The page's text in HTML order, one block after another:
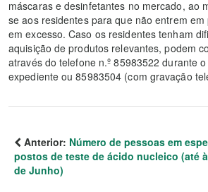
máscaras e desinfetantes no mercado, ao
se aos residentes para que não entrem
em excesso. Caso os residentes tenham
aquisição de produtos relevantes, podem
através do telefone n.º 85983522 durante
expediente ou 85983504 (com gravação
Anterior: Número de pessoas em
postos de teste de ácido nucleico (até
de Junho)